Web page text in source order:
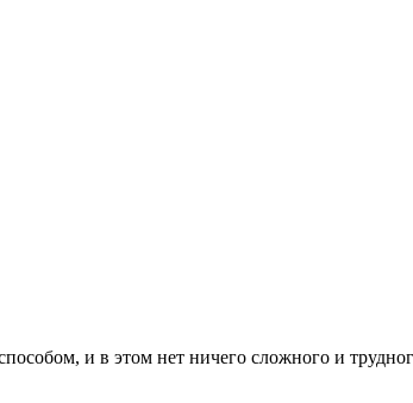
и в этом нет ничего сложного и